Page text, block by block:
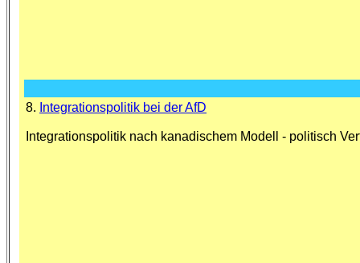
8. Integrationspolitik bei der AfD
Integrationspolitik nach kanadischem Modell - politisch